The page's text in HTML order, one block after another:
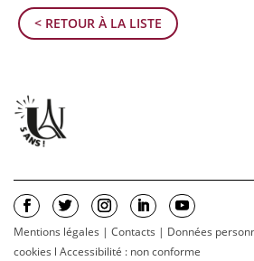
< RETOUR À LA LISTE
Mentions légales | Contacts | Données
cookies l Accessibilité : non conforme